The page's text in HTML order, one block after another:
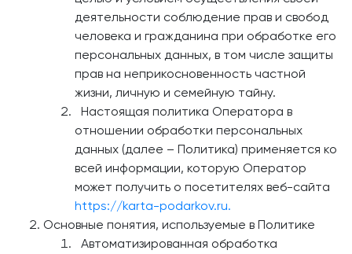
деятельности соблюдение прав и свобод
человека и гражданина при обработке его
персональных данных, в том числе защиты
прав на неприкосновенность частной
жизни, личную и семейную тайну.
Настоящая политика Оператора в
отношении обработки персональных
данных (далее – Политика) применяется ко
всей информации, которую Оператор
может получить о посетителях веб-сайта
https://karta-podarkov.ru.
Основные понятия, используемые в Политике
Автоматизированная обработка